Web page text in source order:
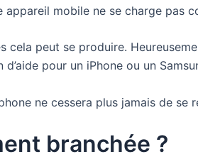
mobile ne se charge pas
cela peut se produire.
pour un iPhone ou un
ne cessera plus jamais de se
branchée ?